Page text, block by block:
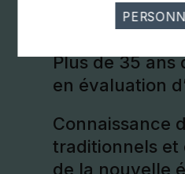
Plus de 35 ans
en évaluation
Connaissance
traditionnels et
de la nouvelle
Cookies obligatoire
Ces cookies sont
désactivés. Ces cookies
transmettent aucunes
sensibles.